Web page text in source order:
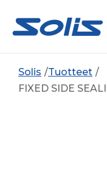
Solis
Tuotteet
FIXED SIDE